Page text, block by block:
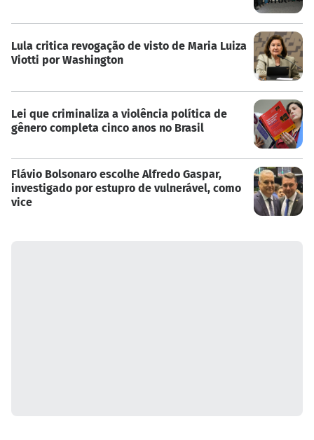
Lula critica revogação de visto de Maria Luiza
Viotti por Washington
Lei que criminaliza a violência política de
gênero completa cinco anos no Brasil
Flávio Bolsonaro escolhe Alfredo Gaspar,
investigado por estupro de vulnerável, como
vice